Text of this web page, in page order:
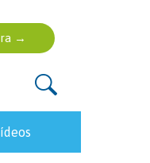
vídeos